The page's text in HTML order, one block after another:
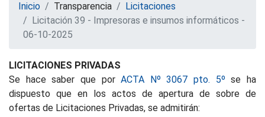
Inicio Transparencia
Licitaciones
Licitación 39 - Impresoras e insumos informáticos -
06-10-2025
LICITACIONES PRIVADAS
Se hace saber que porACTA Nº 3067 pto. 5º se ha
dispuesto que en los actos de apertura de sobre de
ofertas de Licitaciones Privadas, se admitirán: